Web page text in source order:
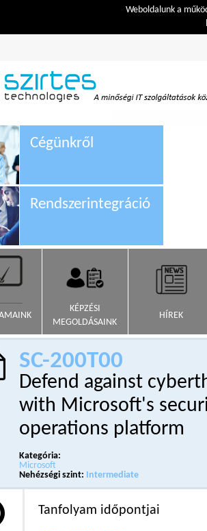
Weboldalunk a
Cégünkről
Rendszerintegráció
KÉPZÉSI
MEGOLDÁSAINK
HÍREK
SC-200T00
Defend against
with Microsoft's
operations platform
Kategória:
Microsoft
Nehézségi szint: Intermediate
Tanfolyam időpontjai